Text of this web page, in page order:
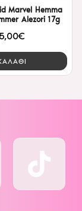
Marvel Hemma
Alezori 17g